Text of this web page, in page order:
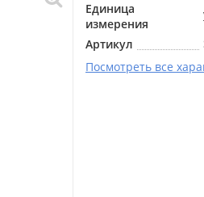
Единица
измерения
Артикул
Посмотреть все